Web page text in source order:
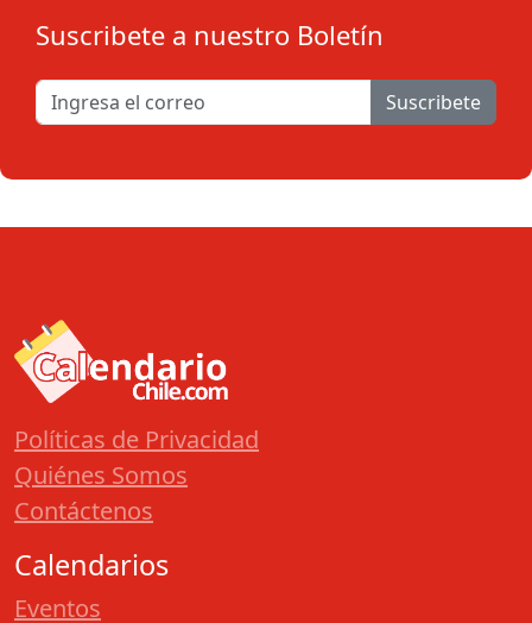
Suscribete a nuestro Boletín
Suscribete
Políticas de Privacidad
Quiénes Somos
Contáctenos
Calendarios
Eventos